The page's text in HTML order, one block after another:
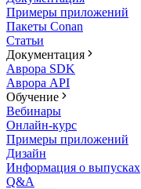
Примеры приложений
Пакеты Conan
Статьи
Документация
Аврора SDK
Аврора API
Обучение
Вебинары
Онлайн-курс
Примеры приложений
Дизайн
Информация о выпусках
Q&A